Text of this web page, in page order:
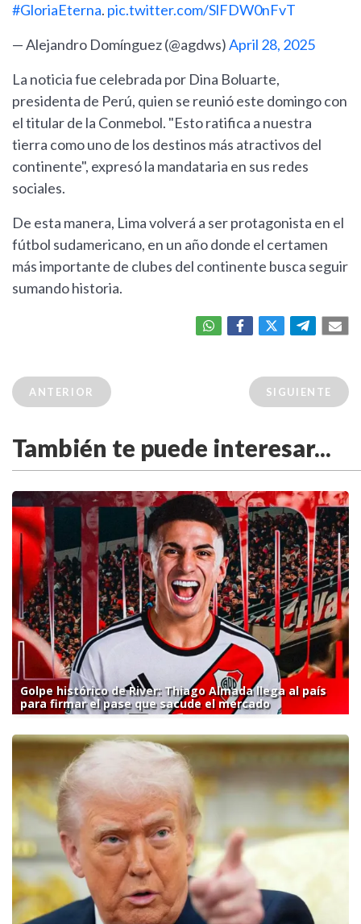
#GloriaEterna. pic.twitter.com/SlFDW0nFvT
— Alejandro Domínguez (@agdws)April 28, 2025
La noticia fue celebrada por Dina Boluarte,
presidenta de Perú, quien se reunió este domingo con
el titular de la Conmebol. "Esto ratifica a nuestra
tierra como uno de los destinos más atractivos del
continente", expresó la mandataria en sus redes
sociales.
De esta manera, Lima volverá a ser protagonista en el
fútbol sudamericano, en un año donde el certamen
más importante de clubes del continente busca seguir
sumando historia.
ANTERIOR SIGUIENTE
También te puede interesar...
Golpe histórico de River: Thiago Almada llega al país
para firmar el pase que sacude el mercado